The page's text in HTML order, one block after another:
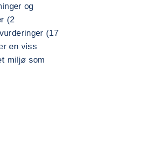
og
(2
(17
en viss
miljø som